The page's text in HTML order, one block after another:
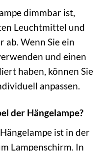
dimmbar ist,
Leuchtmittel und
ab. Wenn Sie ein
und einen
haben, können Sie
anpassen.
der Hängelampe?
ist in der
Lampenschirm. In